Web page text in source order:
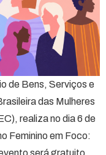
de Bens, Serviços e
das Mulheres
realiza no dia 6 de
Feminino em Foco:
será gratuito,